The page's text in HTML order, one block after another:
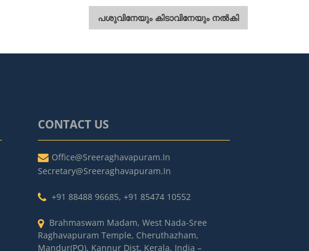
പശുവിനേയും കിടാവിനേയും നൽകി
CONTACT US
Office@sreeraghavapuram.in
Secretary@sreeraghavapuram.in
+91 88488 96685, +91 85474 10552
Brahmaswam Madam, West Nada-Sree
Raghavapuram Temple, Cheruthazham,
Mandur(PO), Kannur Dist, Kerala, India –